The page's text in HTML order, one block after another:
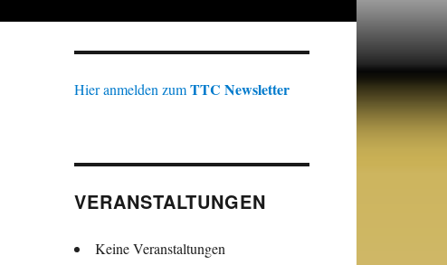
Hier anmelden zumTTC Newsletter
VERANSTALTUNGEN
Keine Veranstaltungen